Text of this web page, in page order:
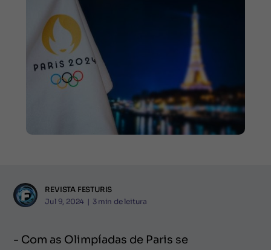
REVISTA FESTURIS
Jul 9, 2024 | 3 min de leitura
- Com as Olimpíadas de Paris se